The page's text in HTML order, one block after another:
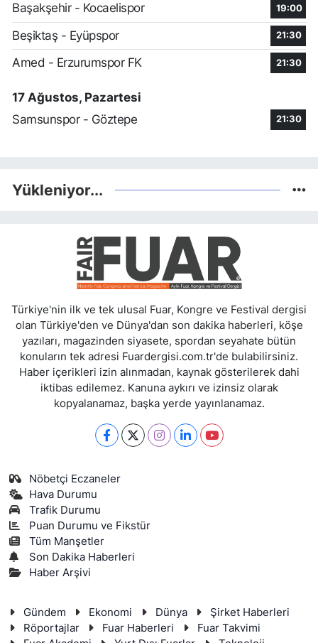
Başakşehir - Kocaelispor
19:00
Beşiktaş - Eyüpspor 21:30
Amed - Erzurumspor FK 21:30
17 Ağustos, Pazartesi
Samsunspor - Göztepe
21:30
Yükleniyor...
Türkiye'nin ilk ve tek ulusal Fuar, Kongre ve Festival dergisi
olan Türkiye'den ve Dünya'dan son dakika haberleri, köşe
yazıları, magazinden siyasete, spordan seyahate bütün
konuların tek adresi Fuardergisi.com.tr'de bulabilirsiniz.
Haber içerikleri izin alınmadan, kaynak gösterilerek dahi
iktibas edilemez. Kanuna aykırı ve izinsiz olarak
kopyalanamaz, başka yerde yayınlanamaz.
Nöbetçi Eczaneler
Hava Durumu
Trafik Durumu
Puan Durumu ve Fikstür
Tüm Manşetler
Son Dakika Haberleri
Haber Arşivi
Gündem Ekonomi Dünya
Şirket Haberleri
Röportajlar
Fuar Haberleri
Fuar Takvimi